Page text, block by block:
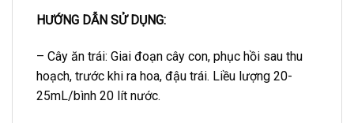
HƯỚNG DẪN SỬ DỤNG:
– Cây ăn trái: Giai đoạn cây con, phục hồi sau thu
hoạch, trước khi ra hoa, đậu trái. Liều lượng 20-
25mL/bình 20 lít nước.